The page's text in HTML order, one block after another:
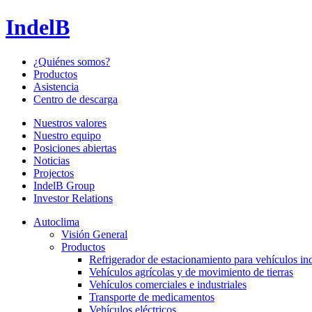
IndelB
¿Quiénes somos?
Productos
Asistencia
Centro de descarga
Nuestros valores
Nuestro equipo
Posiciones abiertas
Noticias
Projectos
IndelB Group
Investor Relations
Autoclima
Visión General
Productos
Refrigerador de estacionamiento para vehículos
Vehículos agrícolas y de movimiento de tierras
Vehículos comerciales e industriales
Transporte de medicamentos
Vehículos eléctricos